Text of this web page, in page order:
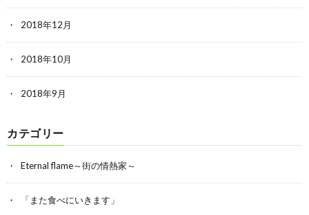
2018年12月
2018年10月
2018年9月
カテゴリー
Eternal flame～街の情熱家～
「また食べにいきます」